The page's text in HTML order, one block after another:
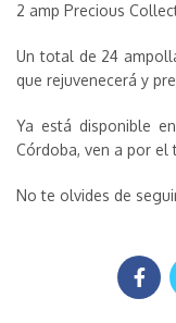
2 amp Precious
Un total de 24
que rejuvenecerá y
Ya está disponible
Córdoba, ven a por el
No te olvides de